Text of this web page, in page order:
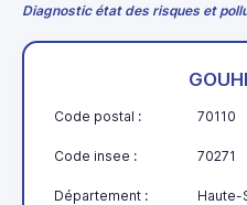
Diagnostic état des risques et
Code postal : 70110
Code insee : 70271
Département : Haute-